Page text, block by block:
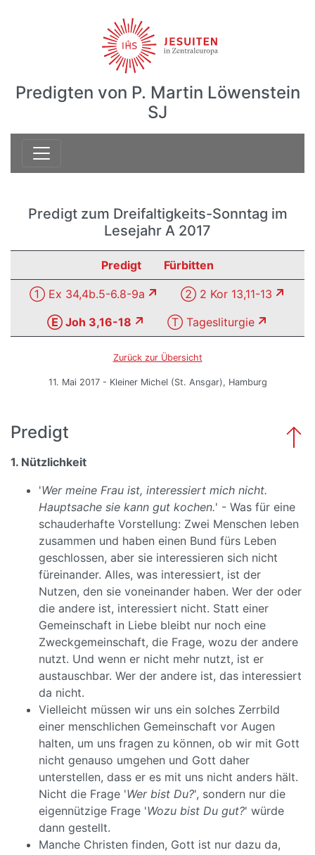
Predigten von P. Martin Löwenstein
SJ
Predigt zum Dreifaltigkeits-Sonntag im
Lesejahr A 2017
Predigt Fürbitten
① Ex 34,4b.5-6.8-9a
② 2 Kor 13,11-13
Ⓔ Joh 3,16-18
Ⓣ Tagesliturgie
Zurück zur Übersicht
11. Mai 2017 - Kleiner Michel (St. Ansgar), Hamburg
Predigt
1. Nützlichkeit
'Wer meine Frau ist, interessiert mich nicht.
Hauptsache sie kann gut kochen.' - Was für eine
schauderhafte Vorstellung: Zwei Menschen leben
zusammen und haben einen Bund fürs Leben
geschlossen, aber sie interessieren sich nicht
füreinander. Alles, was interessiert, ist der
Nutzen, den sie voneinander haben. Wer der oder
die andere ist, interessiert nicht. Statt einer
Gemeinschaft in Liebe bleibt nur noch eine
Zweckgemeinschaft, die Frage, wozu der andere
nutzt. Und wenn er nicht mehr nutzt, ist er
austauschbar. Wer der andere ist, das interessiert
da nicht.
Vielleicht müssen wir uns ein solches Zerrbild
einer menschlichen Gemeinschaft vor Augen
halten, um uns fragen zu können, ob wir mit Gott
nicht genauso umgehen und Gott daher
unterstellen, dass er es mit uns nicht anders hält.
Nicht die Frage 'Wer bist Du?', sondern nur die
eigennützige Frage 'Wozu bist Du gut?' würde
dann gestellt.
Manche Christen finden, Gott ist nur dazu da,